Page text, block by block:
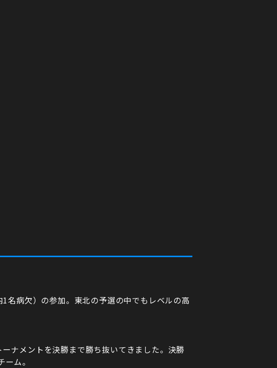
名病欠）の参加。東北の予選の中でもレベルの高
ナメントを決勝まで勝ち抜いてきました。決勝
ム。